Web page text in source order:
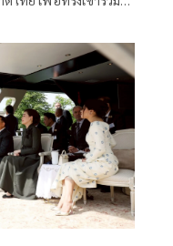
ประเทศไทย (กกท.)
านักกีฬาทีมชาติไทย แด่